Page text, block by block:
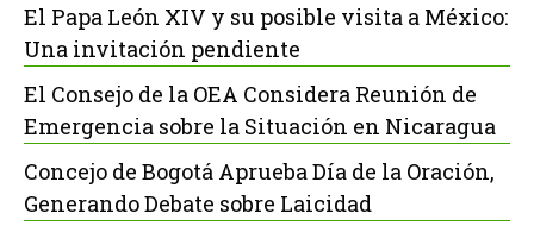
El Papa León XIV y su posible visita a México:
Una invitación pendiente
El Consejo de la OEA Considera Reunión de
Emergencia sobre la Situación en Nicaragua
Concejo de Bogotá Aprueba Día de la Oración,
Generando Debate sobre Laicidad